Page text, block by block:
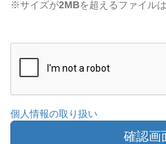
※サイズが2MBを超えるファイル
個人情報の取り扱い
確認画